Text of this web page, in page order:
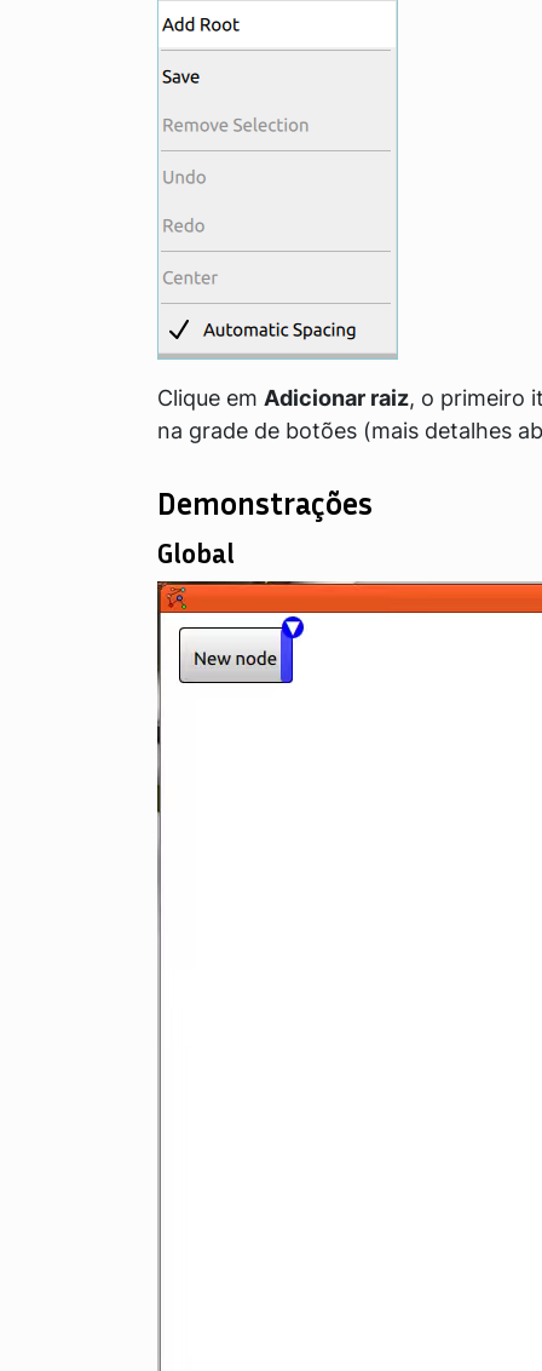
Clique em Adicionar raiz, o primeiro
na grade de botões (mais detalhes
Demonstrações
Global